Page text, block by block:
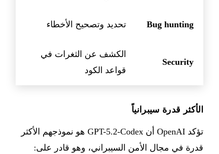
Bug hunting تحديد وتصحيح الأخطاء
Security
الكشف عن الثغرات في
قواعد الكود
الأكثر قدرة سيبرانياً
تؤكد OpenAI أن GPT-5.2-Codex هو نموذجهم الأكثر
قدرة في مجال الأمن السيبراني، وهو قادر على: